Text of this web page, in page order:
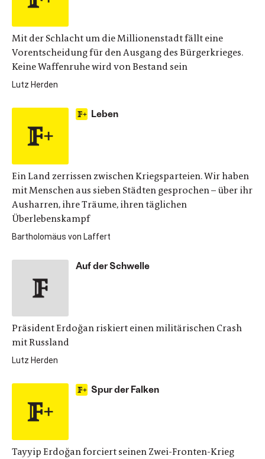
Mit der Schlacht um die Millionenstadt fällt eine
Vorentscheidung für den Ausgang des Bürgerkrieges.
Keine Waffenruhe wird von Bestand sein
Lutz Herden
Leben
Ein Land zerrissen zwischen Kriegsparteien. Wir haben
mit Menschen aus sieben Städten gesprochen – über ihr
Ausharren, ihre Träume, ihren täglichen
Überlebenskampf
Bartholomäus von Laffert
Auf der Schwelle
Präsident Erdoğan riskiert einen militärischen Crash
mit Russland
Lutz Herden
Spur der Falken
Tayyip Erdoğan forciert seinen Zwei-Fronten-Krieg